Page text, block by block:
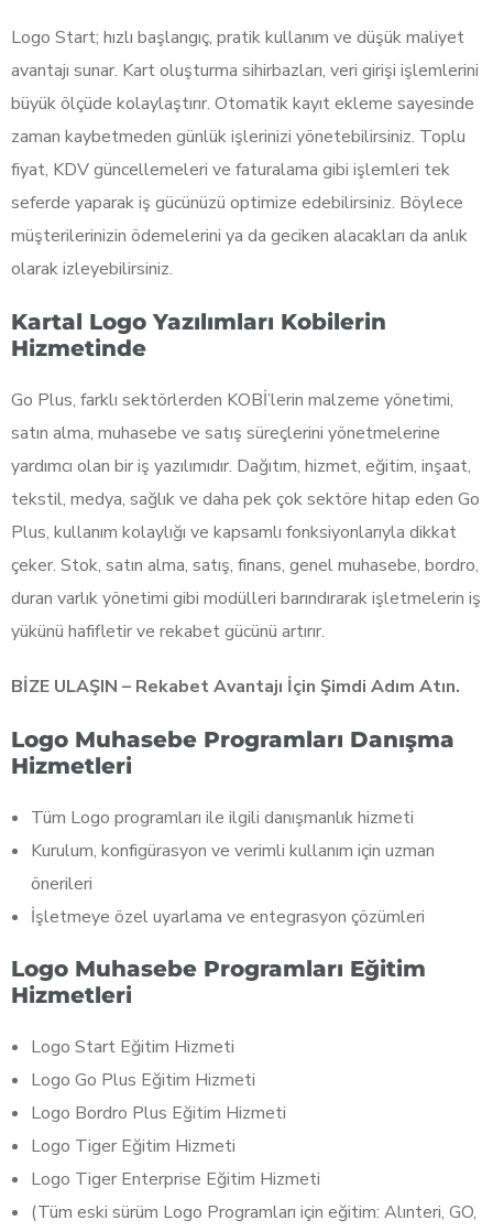
Logo Start; hızlı başlangıç, pratik kullanım ve düşük maliyet
avantajı sunar. Kart oluşturma sihirbazları, veri girişi işlemlerini
büyük ölçüde kolaylaştırır. Otomatik kayıt ekleme sayesinde
zaman kaybetmeden günlük işlerinizi yönetebilirsiniz. Toplu
fiyat, KDV güncellemeleri ve faturalama gibi işlemleri tek
seferde yaparak iş gücünüzü optimize edebilirsiniz. Böylece
müşterilerinizin ödemelerini ya da geciken alacakları da anlık
olarak izleyebilirsiniz.
Kartal Logo Yazılımları Kobilerin
Hizmetinde
Go Plus, farklı sektörlerden KOBİ’lerin malzeme yönetimi,
satın alma, muhasebe ve satış süreçlerini yönetmelerine
yardımcı olan bir iş yazılımıdır. Dağıtım, hizmet, eğitim, inşaat,
tekstil, medya, sağlık ve daha pek çok sektöre hitap eden Go
Plus, kullanım kolaylığı ve kapsamlı fonksiyonlarıyla dikkat
çeker. Stok, satın alma, satış, finans, genel muhasebe, bordro,
duran varlık yönetimi gibi modülleri barındırarak işletmelerin iş
yükünü hafifletir ve rekabet gücünü artırır.
BİZE ULAŞIN – Rekabet Avantajı İçin Şimdi Adım Atın.
Logo Muhasebe Programları Danışma
Hizmetleri
Tüm Logo programları ile ilgili danışmanlık hizmeti
Kurulum, konfigürasyon ve verimli kullanım için uzman
önerileri
İşletmeye özel uyarlama ve entegrasyon çözümleri
Logo Muhasebe Programları Eğitim
Hizmetleri
Logo Start Eğitim Hizmeti
Logo Go Plus Eğitim Hizmeti
Logo Bordro Plus Eğitim Hizmeti
Logo Tiger Eğitim Hizmeti
Logo Tiger Enterprise Eğitim Hizmeti
(Tüm eski sürüm Logo Programları için eğitim: Alınteri, GO,